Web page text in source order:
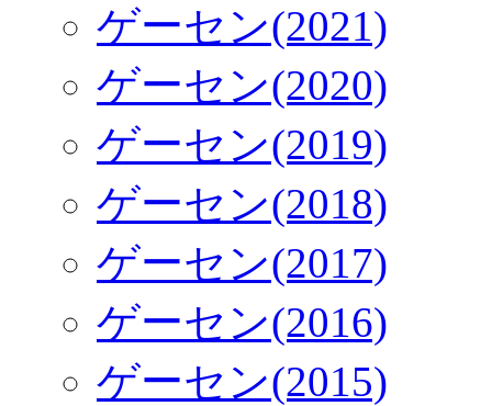
ゲーセン(2021)
ゲーセン(2020)
ゲーセン(2019)
ゲーセン(2018)
ゲーセン(2017)
ゲーセン(2016)
ゲーセン(2015)